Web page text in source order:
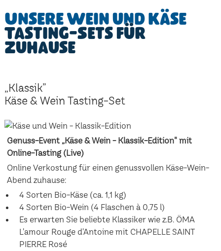
Unsere Wein und Käse
Tasting-Sets für
Zuhause
„Klassik”
Käse & Wein Tasting-Set
Genuss-Event „Käse & Wein - Klassik-Edition" mit
Online-Tasting (Live)
Online Verkostung für einen genussvollen Käse-Wein-
Abend zuhause:
4 Sorten Bio-Käse (ca. 1,1 kg)
4 Sorten Bio-Wein (4 Flaschen à 0,75 l)
Es erwarten Sie beliebte Klassiker wie z.B. ÖMA
L'amour Rouge d'Antoine mit CHAPELLE SAINT
PIERRE Rosé